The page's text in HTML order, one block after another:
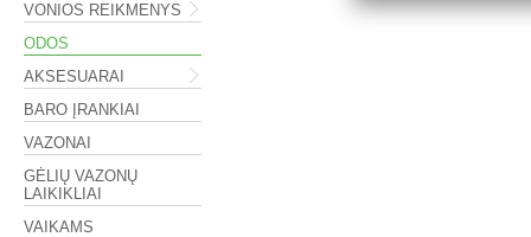
VONIOS REIKMENYS
ODOS
AKSESUARAI
BARO ĮRANKIAI
VAZONAI
GĖLIŲ VAZONŲ
LAIKIKLIAI
VAIKAMS